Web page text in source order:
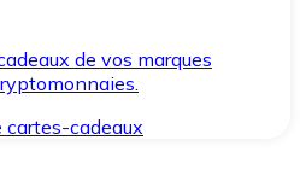
de vos marques
cartes-cadeaux